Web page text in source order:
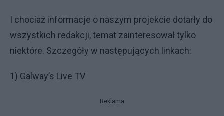
I chociaż informacje o naszym projekcie dotarły do
wszystkich redakcji, temat zainteresował tylko
niektóre. Szczegóły w następujących linkach:
1) Galway’s Live TV
Reklama